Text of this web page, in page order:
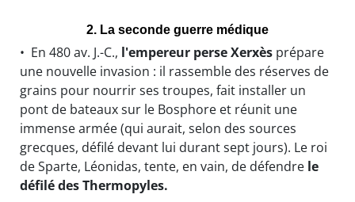
2. La seconde guerre médique
• En 480 av. J.-C., l'empereur perse Xerxès prépare
une nouvelle invasion : il rassemble des réserves de
grains pour nourrir ses troupes, fait installer un
pont de bateaux sur le Bosphore et réunit une
immense armée (qui aurait, selon des sources
grecques, défilé devant lui durant sept jours). Le roi
de Sparte, Léonidas, tente, en vain, de défendre le
défilé des Thermopyles.